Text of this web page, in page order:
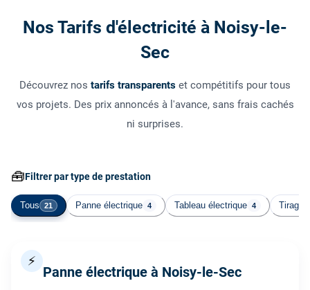
Nos Tarifs d'électricité à Noisy-le-
Sec
Découvrez nos tarifs transparents et compétitifs pour tous
vos projets. Des prix annoncés à l'avance, sans frais cachés
ni surprises.
🧰Filtrer par type de prestation
Tous 21 Panne électrique 4 Tableau électrique 4 Tirage
⚡
Panne électrique à Noisy-le-Sec